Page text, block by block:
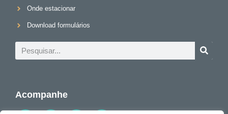
Onde estacionar
Download formulários
Acompanhe